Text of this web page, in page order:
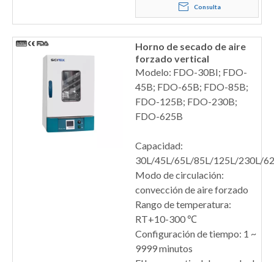
Consulta
Horno de secado de aire
forzado vertical
Modelo: FDO-30BI; FDO-
45B; FDO-65B; FDO-85B;
FDO-125B; FDO-230B;
FDO-625B
Capacidad:
30L/45L/65L/85L/125L/230L/
Modo de circulación:
convección de aire forzado
Rango de temperatura:
RT+10-300 ℃
Configuración de tiempo: 1 ~
9999 minutos